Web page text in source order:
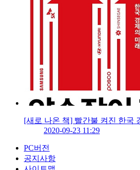
[새로 나온 책] 빨간불 켜진 한국
2020-09-23 11:29
PC버전
공지사항